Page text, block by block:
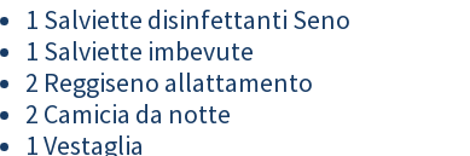
1 Salviette disinfettanti Seno
1 Salviette imbevute
2 Reggiseno allattamento
2 Camicia da notte
1 Vestaglia